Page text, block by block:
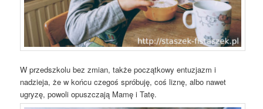
W przedszkolu bez zmian, także początkowy entuzjazm i
nadzieja, że w końcu czegoś spróbuję, coś liznę, albo nawet
ugryzę, powoli opuszczają Mamę i Tatę.